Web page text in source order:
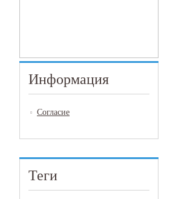
Информация
Согласие
Теги